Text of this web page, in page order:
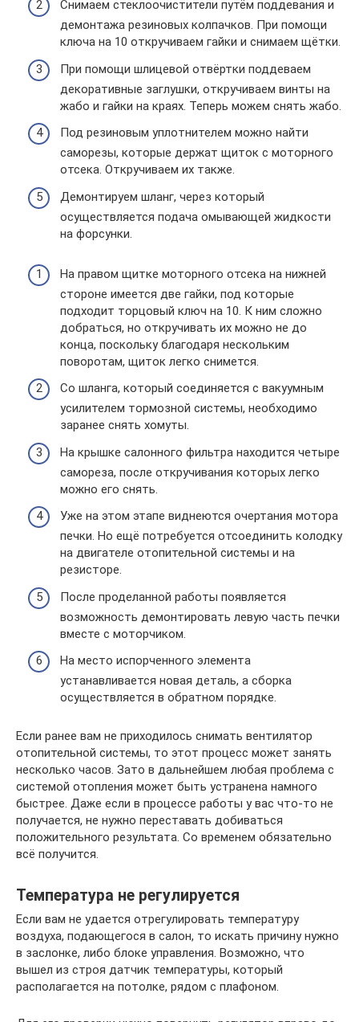
Снимаем стеклоочистители путём поддевания и
демонтажа резиновых колпачков. При помощи
ключа на 10 откручиваем гайки и снимаем щётки.
При помощи шлицевой отвёртки поддеваем
декоративные заглушки, откручиваем винты на
жабо и гайки на краях. Теперь можем снять жабо.
Под резиновым уплотнителем можно найти
саморезы, которые держат щиток с моторного
отсека. Откручиваем их также.
Демонтируем шланг, через который
осуществляется подача омывающей жидкости
на форсунки.
На правом щитке моторного отсека на нижней
стороне имеется две гайки, под которые
подходит торцовый ключ на 10. К ним сложно
добраться, но откручивать их можно не до
конца, поскольку благодаря нескольким
поворотам, щиток легко снимется.
Со шланга, который соединяется с вакуумным
усилителем тормозной системы, необходимо
заранее снять хомуты.
На крышке салонного фильтра находится четыре
самореза, после откручивания которых легко
можно его снять.
Уже на этом этапе виднеются очертания мотора
печки. Но ещё потребуется отсоединить колодку
на двигателе отопительной системы и на
резисторе.
После проделанной работы появляется
возможность демонтировать левую часть печки
вместе с моторчиком.
На место испорченного элемента
устанавливается новая деталь, а сборка
осуществляется в обратном порядке.
Если ранее вам не приходилось снимать вентилятор
отопительной системы, то этот процесс может занять
несколько часов. Зато в дальнейшем любая проблема с
системой отопления может быть устранена намного
быстрее. Даже если в процессе работы у вас что-то не
получается, не нужно переставать добиваться
положительного результата. Со временем обязательно
всё получится.
Температура не регулируется
Если вам не удается отрегулировать температуру
воздуха, подающегося в салон, то искать причину нужно
в заслонке, либо блоке управления. Возможно, что
вышел из строя датчик температуры, который
располагается на потолке, рядом с плафоном.